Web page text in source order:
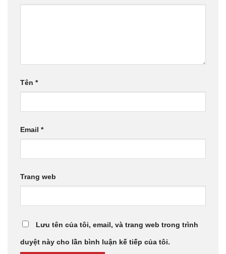
Tên *
Email *
Trang web
Lưu tên của tôi, email, và trang web trong trình
duyệt này cho lần bình luận kế tiếp của tôi.